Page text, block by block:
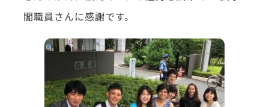
閣職員さんに感謝です。